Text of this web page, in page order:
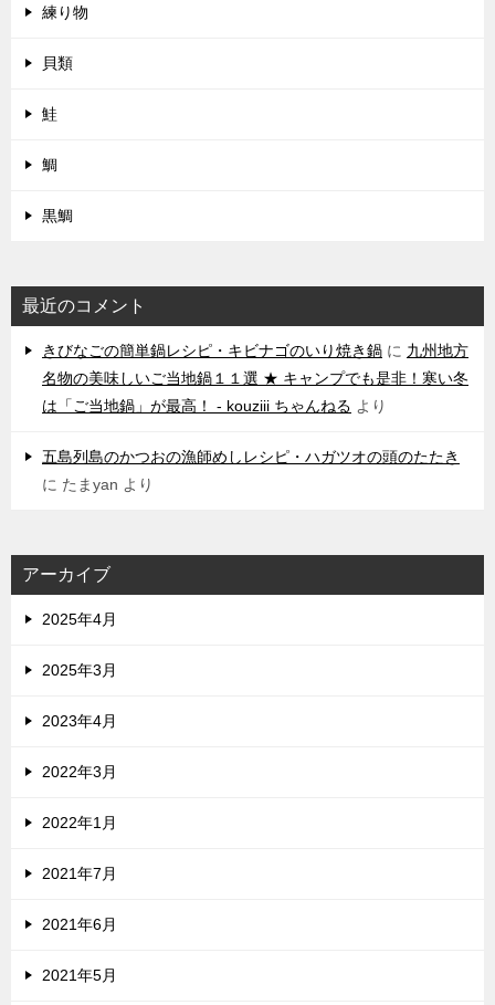
練り物
貝類
鮭
鯛
黒鯛
最近のコメント
きびなごの簡単鍋レシピ・キビナゴのいり焼き鍋 に 九州地方
名物の美味しいご当地鍋１１選 ★ キャンプでも是非！寒い冬
は「ご当地鍋」が最高！ - kouziii ちゃんねる より
五島列島のかつおの漁師めしレシピ・ハガツオの頭のたたき
に たまyan より
アーカイブ
2025年4月
2025年3月
2023年4月
2022年3月
2022年1月
2021年7月
2021年6月
2021年5月